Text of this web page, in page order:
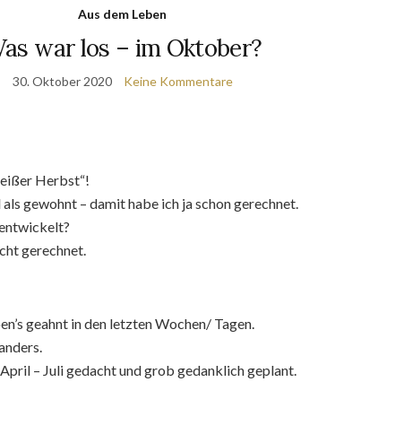
Aus dem Leben
war los – im Oktober?
30. Oktober 2020 Keine Kommentare
Herbst“!
gewohnt – damit habe ich ja schon gerechnet.
gerechnet.
geahnt in den letzten Wochen/ Tagen.
– Juli gedacht und grob gedanklich geplant.